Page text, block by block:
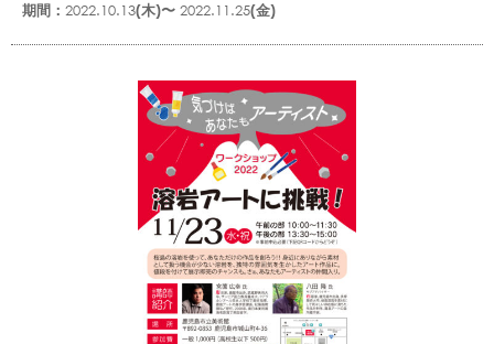
期間： 2022.10.13(木)〜 2022.11.25(金)